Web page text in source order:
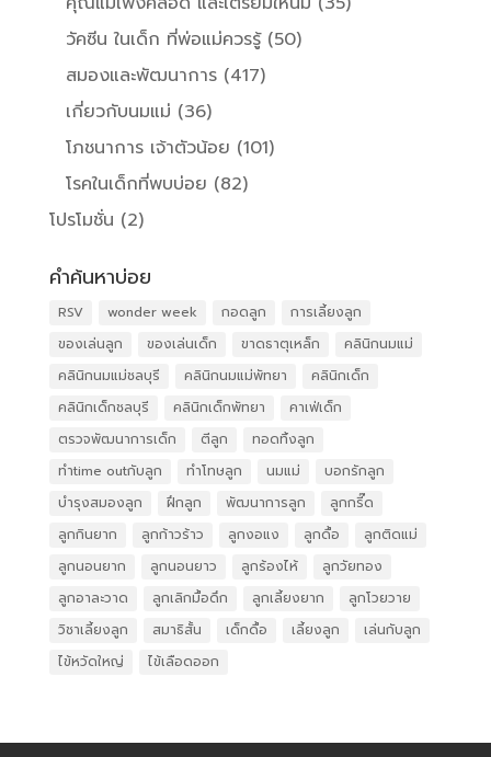
วัคซีน ในเด็ก ที่พ่อแม่ควรรู้(50)
สมองและพัฒนาการ(417)
เกี่ยวกับนมแม่ (36)
โภชนาการ เจ้าตัวน้อย (101)
โรคในเด็กที่พบบ่อย (82)
โปรโมชั่น (2)
คำค้นหาบ่อย
RSV wonder week กอดลูก
การเลี้ยงลูก
ของเล่นลูก
ของเล่นเด็ก ขาดธาตุเหล็ก
คลินิกนมแม่
คลินิกนมแม่ชลบุรี
คลินิกนมแม่พัทยา
คลินิกเด็ก
คลินิกเด็กชลบุรี
คลินิกเด็กพัทยา
คาเฟ่เด็ก
ตรวจพัฒนาการเด็ก
ตีลูก
ทอดทิ้งลูก
ทำtime outกับลูก
ทำโทษลูก นมแม่
บอกรักลูก
บำรุงสมองลูก
ฝึกลูก พัฒนาการลูก
ลูกกรี๊ด
ลูกกินยาก
ลูกก้าวร้าว ลูกงอแง ลูกดื้อ
ลูกติดแม่
ลูกนอนยาก
ลูกนอนยาว ลูกร้องไห้
ลูกวัยทอง
ลูกอาละวาด
ลูกเลิกมื้อดึก ลูกเลี้ยงยาก
ลูกโวยวาย
วิชาเลี้ยงลูก
สมาธิสั้น เด็กดื้อ เลี้ยงลูก
เล่นกับลูก
ไข้หวัดใหญ่
ไข้เลือดออก